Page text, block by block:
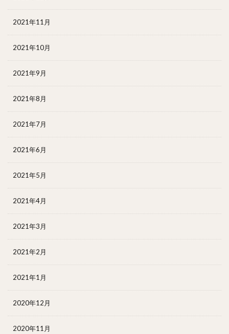
2021年11月
2021年10月
2021年9月
2021年8月
2021年7月
2021年6月
2021年5月
2021年4月
2021年3月
2021年2月
2021年1月
2020年12月
2020年11月